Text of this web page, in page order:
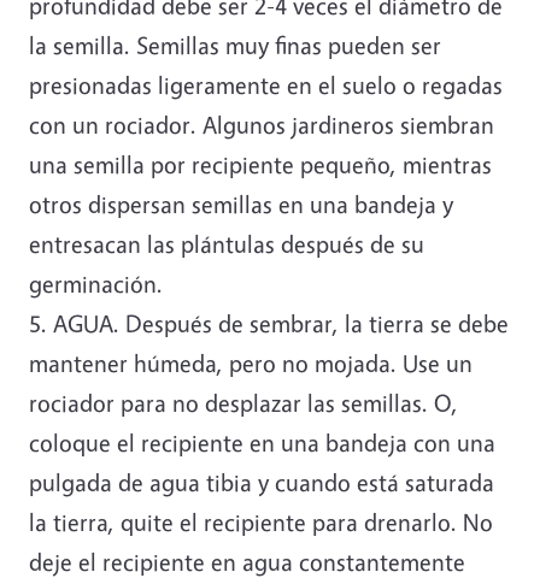
la semilla. Semillas muy finas pueden ser
presionadas ligeramente en el suelo o regadas
con un rociador. Algunos jardineros siembran
una semilla por recipiente pequeño, mientras
otros dispersan semillas en una bandeja y
entresacan las plántulas después de su
germinación.
5. AGUA. Después de sembrar, la tierra se debe
mantener húmeda, pero no mojada. Use un
rociador para no desplazar las semillas. O,
coloque el recipiente en una bandeja con una
pulgada de agua tibia y cuando está saturada
la tierra, quite el recipiente para drenarlo. No
deje el recipiente en agua constantemente